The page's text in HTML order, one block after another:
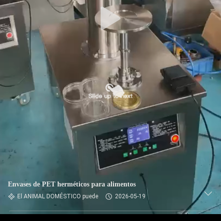
FÁBRICA
CONTROL
DE
CALIDAD
CONTACTA
NOSOTROS
NOTICIAS
CASOS
DE
Envases de PET herméticos para alimentos
El ANIMAL DOMÉSTICO puede 2026-05-19